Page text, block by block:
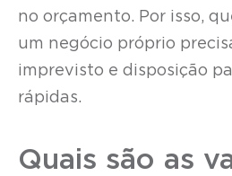
no orçamento. Por isso,
um negócio próprio
imprevisto e disposição
rápidas.
Quais são as